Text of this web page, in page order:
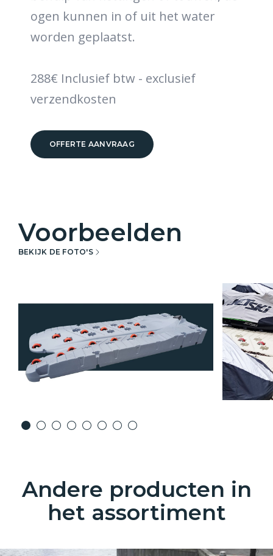
ogen kunnen in of uit het water
worden geplaatst.
288€ Inclusief btw - exclusief
verzendkosten
OFFERTE AANVRAAG
Voorbeelden
BEKIJK DE FOTO'S
Andere producten in
het assortiment